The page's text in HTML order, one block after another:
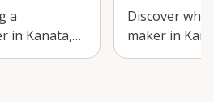
a
in Kanata,
events and
Discover why
maker in
perfect